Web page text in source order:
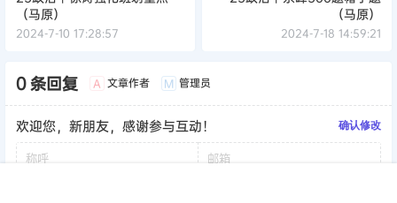
（马原）
2024-7-10 17:28:57
（马原）
2024-7-18 14:59:21
0 条回复 A 文章作者 M 管理员
欢迎您，新朋友，感谢参与互动！ 确认修改